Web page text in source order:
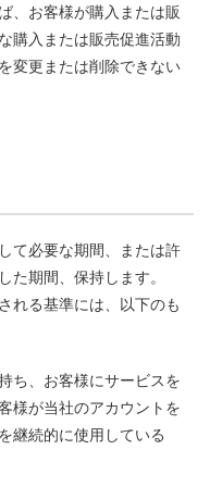
、お客様が購入または販
購入または販売促進活動
変更または削除できない
て必要な期間、または許
た期間、保持します。
れる基準には、以下のも
ち、お客様にサービスを
様が当社のアカウントを
継続的に使用している